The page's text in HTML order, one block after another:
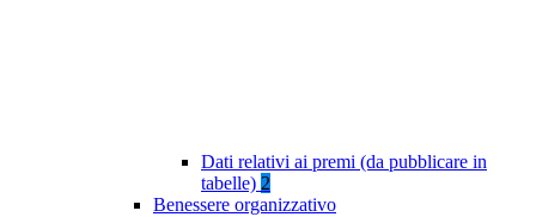
Dati relativi ai premi (da pubblicare in
tabelle) 2
Benessere organizzativo